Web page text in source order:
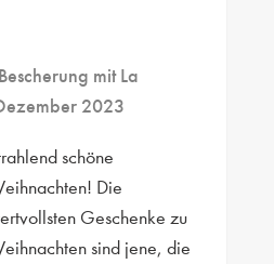
mit La
2023
schöne
Die
Geschenke zu
sind jene, die